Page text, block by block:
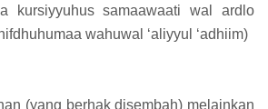
kursiyyuhus samaawaati wal ardlo
wahuwal ‘aliyyul ‘adhiim)
(yang berhak disembah) melainkan